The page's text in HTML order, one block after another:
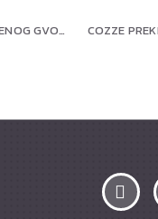
PETROMAX TIGANJ OD LIVENOG GVOŽDJA SA DVE RUČKE FP50H-T